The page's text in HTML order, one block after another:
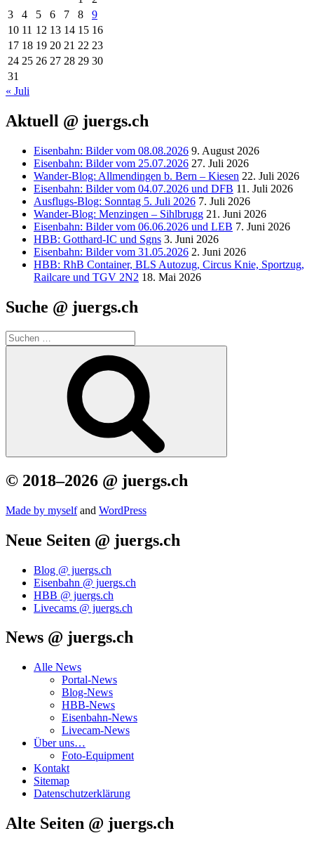
3
4 5 6 7 8
9
10 11 12 13 14 15 16
17 18 19 20 21 22 23
24 25 26 27 28 29 30
31
« Juli
Aktuell @ juergs.ch
Eisenbahn: Bilder vom 08.08.2026 9. August 2026
Eisenbahn: Bilder vom 25.07.2026 27. Juli 2026
Wander-Blog: Allmendingen b. Bern – Kiesen 22. Juli 2026
Eisenbahn: Bilder vom 04.07.2026 und DFB 11. Juli 2026
Ausflugs-Blog: Sonntag 5. Juli 2026 7. Juli 2026
Wander-Blog: Menzingen – Sihlbrugg 21. Juni 2026
Eisenbahn: Bilder vom 06.06.2026 und LEB 7. Juni 2026
HBB: Gotthard-IC und Sgns 3. Juni 2026
Eisenbahn: Bilder vom 31.05.2026 2. Juni 2026
HBB: RhB Container, BLS Autozug, Circus Knie, Sportzug,
Railcare und TGV 2N2 18. Mai 2026
Suche @ juergs.ch
Suchen
nach:
© 2018–2026 @ juergs.ch
Made by mys­elfand Word­Press
Neue Seiten @ juergs.ch
Blog @ juergs.ch
Eisenbahn @ juergs.ch
HBB @ juergs.ch
Livecams @ juergs.ch
News @ juergs.ch
Alle News
Portal-News
Blog-News
HBB-News
Eisenbahn-News
Livecam-News
Über uns…
Foto-Equipment
Kontakt
Sitemap
Datenschutzerklärung
Alte Seiten @ juergs.ch